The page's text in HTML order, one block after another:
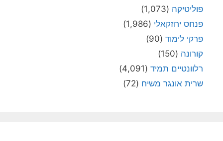
פוליטיקה (1,073)
פנחס יחזקאלי (1,986)
פרקי לימוד (90)
קורונה (150)
רלוונטיים תמיד (4,091)
שרית אונגר משיח (72)